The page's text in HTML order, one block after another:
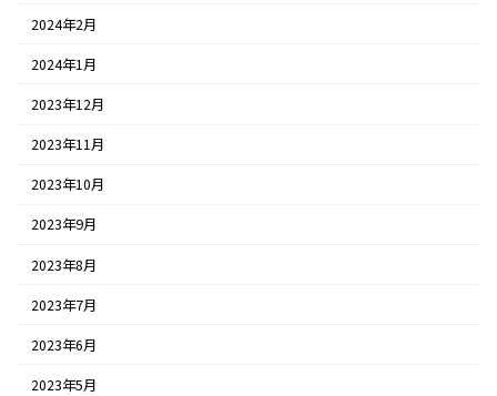
2024年2月
2024年1月
2023年12月
2023年11月
2023年10月
2023年9月
2023年8月
2023年7月
2023年6月
2023年5月